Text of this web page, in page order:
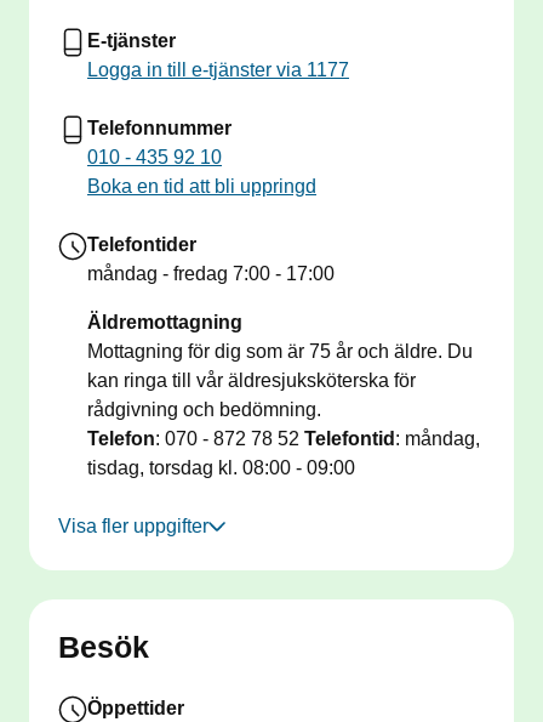
E-tjänster
Logga in till e-tjänster via 1177
Telefonnummer
010 - 435 92 10
Boka en tid att bli uppringd
Telefontider
måndag - fredag 7:00 - 17:00
Äldremottagning
Mottagning för dig som är 75 år och äldre. Du
kan ringa till vår äldresjuksköterska för
rådgivning och bedömning.
Telefon: 070 - 872 78 52 Telefontid : måndag,
tisdag, torsdag kl. 08:00 - 09:00
Visa fler uppgifter
Besök
Öppettider